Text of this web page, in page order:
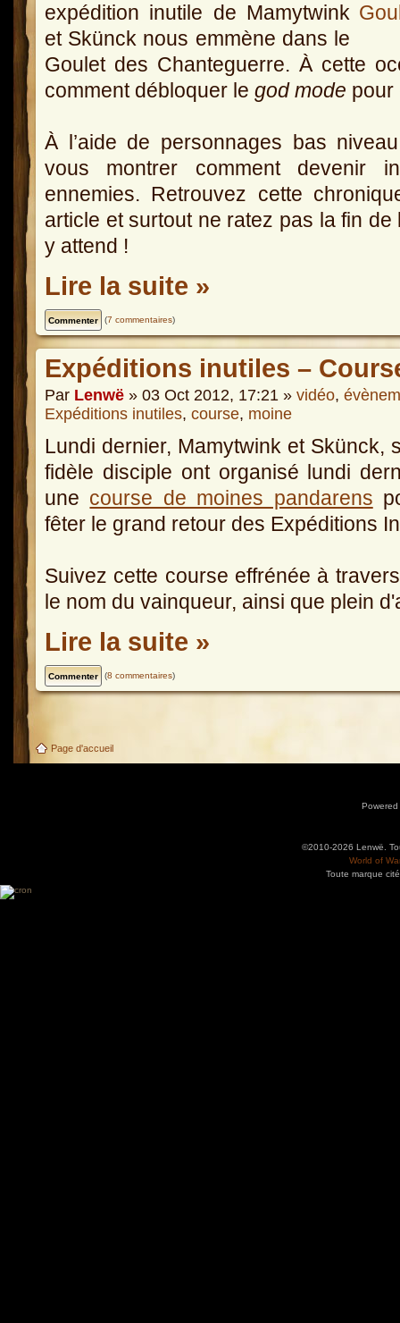
expédition inutile de Mamytwink
et Skünck nous emmène dans le
Goulet des Chanteguerre. À cette
comment débloquer le god mode pour
À l’aide de personnages bas
vous montrer comment devenir
ennemies. Retrouvez cette
article et surtout ne ratez pas la fin
y attend !
Lire la suite »
(7 commentaires)
Expéditions inutiles –
Par Lenwë » 03 Oct 2012, 17:21 » vidéo,
Expéditions inutiles, course, moine
Lundi dernier, Mamytwink et Skünck,
fidèle disciple ont organisé lundi
une course de moines pandarens
fêter le grand retour des Expéditions
Suivez cette course effrénée à
le nom du vainqueur, ainsi que plein
Lire la suite »
(8 commentaires)
Page d'accueil
©2010-2026 Lenwë.
World of
Toute marque
Utilisez l'adresse suivante pour accéder au calendrier des évènements depuis d'autres